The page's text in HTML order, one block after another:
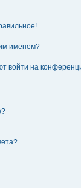
именем?
войти на